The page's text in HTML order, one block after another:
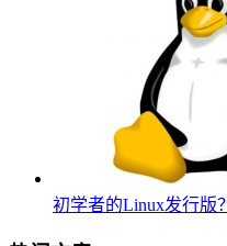
初学者的Linux发行版？